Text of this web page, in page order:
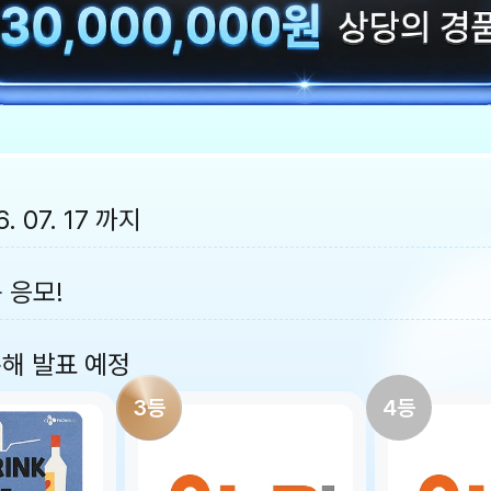
17 까지
응모!
발표 예정
3등 4등